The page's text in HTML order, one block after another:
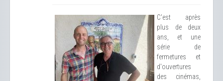
C'est après
plus de deux
ans, et une
série de
fermetures et
d'ouvertures
des cinémas,